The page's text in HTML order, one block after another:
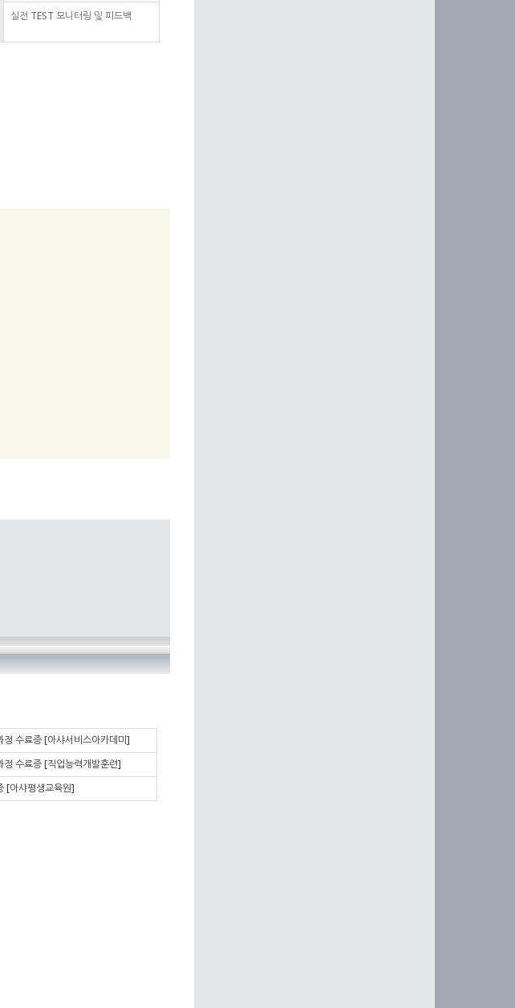
실전 TEST 모니터링 및 피드백
수료증 [아샤서비스아카데미]
수료증 [직업능력개발훈련]
[아샤평생교육원]